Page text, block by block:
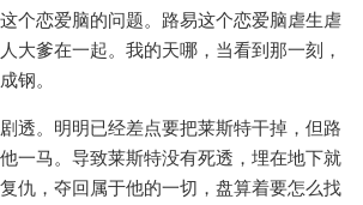
个恋爱脑的问题。路易这个恋爱脑虐生虐
大爹在一起。我的天哪，当看到那一刻，
钢。
透。明明已经差点要把莱斯特干掉，但路
一马。导致莱斯特没有死透，埋在地下就
仇，夺回属于他的一切，盘算着要怎么找